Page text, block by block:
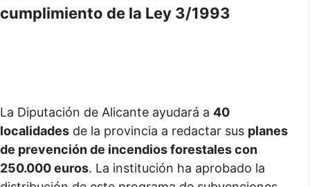
cumplimiento de la Ley 3/1993
La Diputación de Alicante ayudará a 40
localidades de la provincia a redactar sus planes
de prevención de incendios forestales con
250.000 euros. La institución ha aprobado la